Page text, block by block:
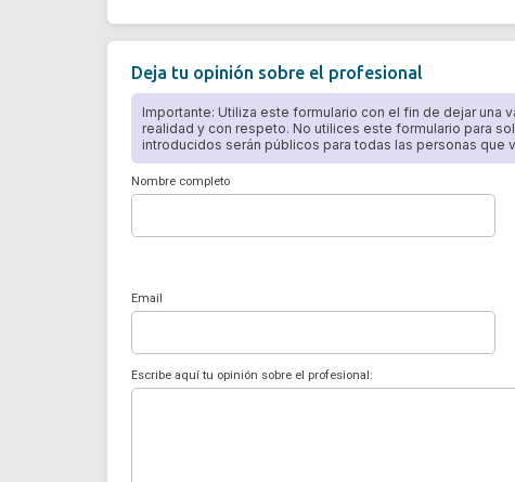
Deja tu opinión sobre el profesional
Importante: Utiliza este formulario con el fin de dejar una
realidad y con respeto. No utilices este formulario para
introducidos serán públicos para todas las personas que
Nombre completo
Email
Escribe aquí tu opinión sobre el profesional: